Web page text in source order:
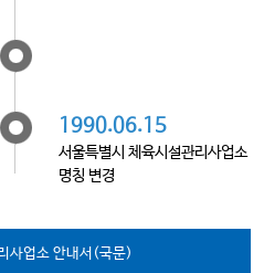
1990.06.15
서울특별시 체육시설관리사업소
명칭 변경
사업소 안내서(국문)